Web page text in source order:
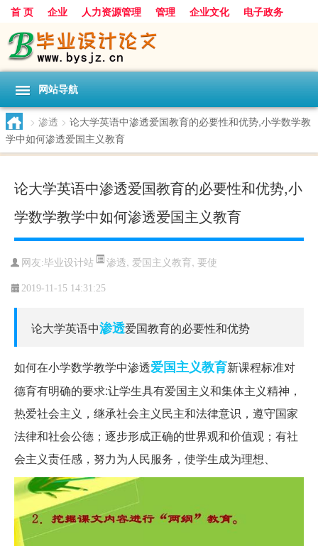
首 页 企业 人力资源管理 管理 企业文化
电子政务
数据
旅游 项目 浅谈 发展
网站导航
> 渗透 > 论大学英语中渗透爱国教育的必要性和优势,小学数学教
学中如何渗透爱国主义教育
论大学英语中渗透爱国教育的必要性和优势,小
学数学教学中如何渗透爱国主义教育
网友:毕业设计站 渗透, 爱国主义教育, 要使
2019-11-15 14:31:25
论大学英语中渗透爱国教育的必要性和优势
如何在小学数学教学中渗透爱国主义教育新课程标准对
德育有明确的要求:让学生具有爱国主义和集体主义精神，
热爱社会主义，继承社会主义民主和法律意识，遵守国家
法律和社会公德；逐步形成正确的世界观和价值观；有社
会主义责任感，努力为人民服务，使学生成为理想、